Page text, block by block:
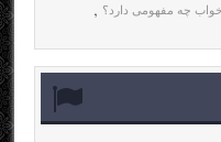
چه مفهومی دارد؟ ,